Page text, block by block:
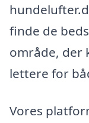
finde de
område, der
lettere for
Vores